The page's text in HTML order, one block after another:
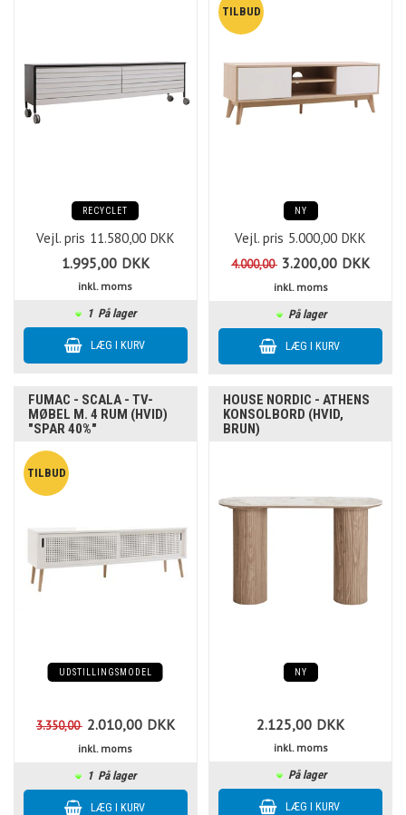
RECYCLET
Vejl. pris 11.580,00 DKK
1.995,00 DKK
inkl. moms
1 På lager
NY
Vejl. pris 5.000,00 DKK
4.000,00 3.200,00 DKK
inkl. moms
På lager
FUMAC - SCALA - TV-
MØBEL M. 4 RUM (HVID)
"SPAR 40%"
UDSTILLINGSMODEL
3.350,00 2.010,00 DKK
inkl. moms
1 På lager
HOUSE NORDIC - ATHENS
KONSOLBORD (HVID,
BRUN)
NY
2.125,00 DKK
inkl. moms
På lager